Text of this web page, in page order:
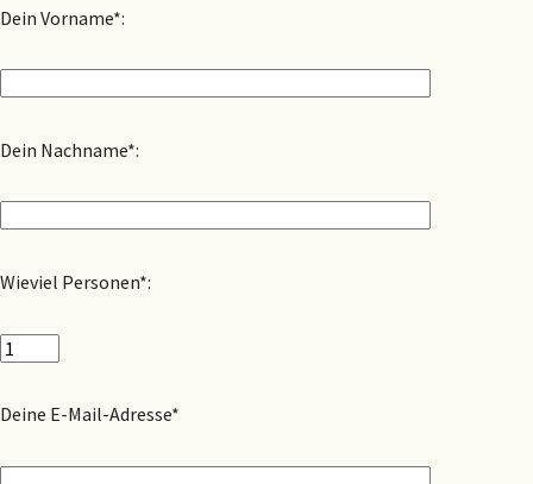
Dein Vorname*:
Dein Nachname*:
Wieviel Personen*:
Deine E-Mail-Adresse*